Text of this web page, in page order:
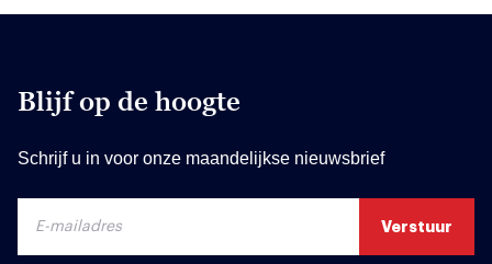
Blijf op de hoogte
Schrijf u in voor onze maandelijkse nieuwsbrief